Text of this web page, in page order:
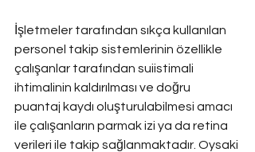
İşletmeler tarafından sıkça kullanılan
personel takip sistemlerinin özellikle
çalışanlar tarafından suiistimali
ihtimalinin kaldırılması ve doğru
puantaj kaydı oluşturulabilmesi amacı
ile çalışanların parmak izi ya da retina
verileri ile takip sağlanmaktadır. Oysaki